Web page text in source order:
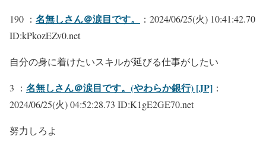
190 ： 名無しさん＠涙目です。
：2024/06/25(火) 10:41:42.70
ID:kPkozEZv0.net
自分の身に着けたいスキルが延びる仕事がしたい
3 ： 名無しさん＠涙目です。(やわらか銀行) [JP] ：
2024/06/25(火) 04:52:28.73 ID:K1gE2GE70.net
努力しろよ